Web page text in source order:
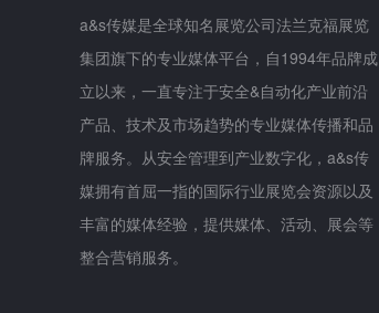
a&s传媒是全球知名展览公司法兰克福展览
集团旗下的专业媒体平台，自1994年品牌成
立以来，一直专注于安全&自动化产业前沿
产品、技术及市场趋势的专业媒体传播和品
牌服务。从安全管理到产业数字化，a&s传
媒拥有首屈一指的国际行业展览会资源以及
丰富的媒体经验，提供媒体、活动、展会等
整合营销服务。